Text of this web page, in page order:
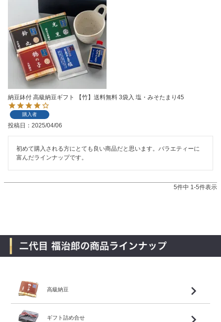
納豆鉢付 高級納豆ギフト 【竹】送料無料 3袋入 塩・みそたまり45
購入者
投稿日 2025/04/06
初めて購入される方にとても良い商品だと思います。バラエティーに
富んだラインナップです。
5件中 1-5件表示
高級納豆
ギフト詰め合せ